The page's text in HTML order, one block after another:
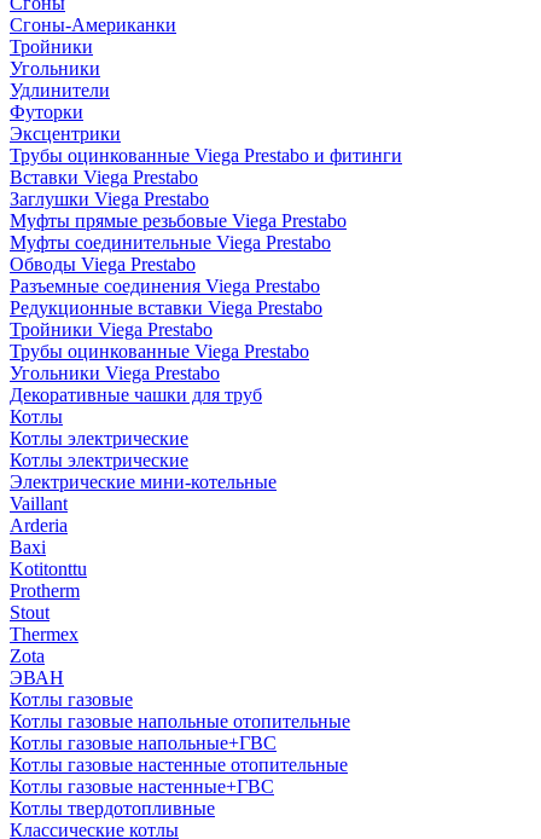
Сгоны-Американки
Тройники
Угольники
Удлинители
Футорки
Эксцентрики
Трубы оцинкованные Viega Prestabo и фитинги
Вставки Viega Prestabo
Заглушки Viega Prestabo
Муфты прямые резьбовые Viega Prestabo
Муфты соединительные Viega Prestabo
Обводы Viega Prestabo
Разъемные соединения Viega Prestabo
Редукционные вставки Viega Prestabo
Тройники Viega Prestabo
Трубы оцинкованные Viega Prestabo
Угольники Viega Prestabo
Декоративные чашки для труб
Котлы
Котлы электрические
Котлы электрические
Электрические мини-котельные
Vaillant
Arderia
Baxi
Kotitonttu
Protherm
Stout
Thermex
Zota
ЭВАН
Котлы газовые
Котлы газовые напольные отопительные
Котлы газовые напольные+ГВС
Котлы газовые настенные отопительные
Котлы газовые настенные+ГВС
Котлы твердотопливные
Классические котлы